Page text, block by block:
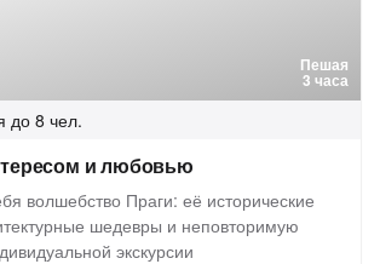
Пешая
3 часа
до 8 чел.
и любовью
волшебство Праги: её исторические
шедевры и неповторимую
экскурсии